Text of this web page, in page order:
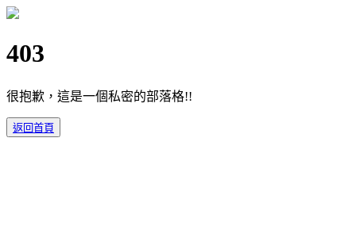
403
很抱歉，這是一個私密的部落格!!
返回首頁